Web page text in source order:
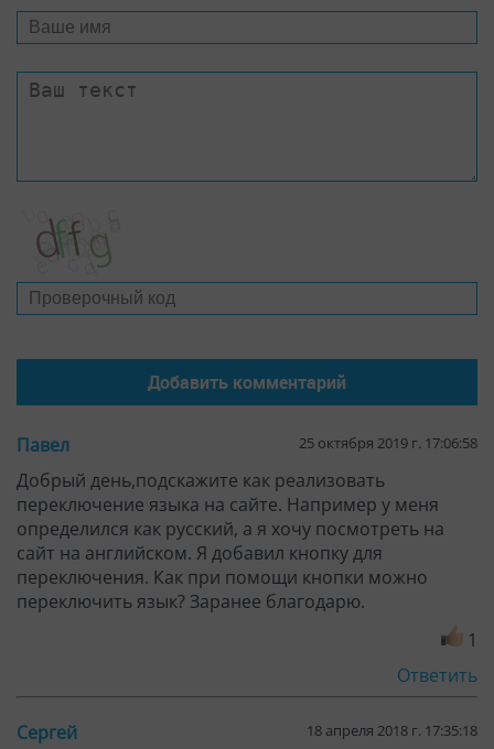
Павел 25 октября 2019 г. 17:06:58
Добрый день,подскажите как реализовать
переключение языка на сайте. Например у меня
определился как русский, а я хочу посмотреть на
сайт на английском. Я добавил кнопку для
переключения. Как при помощи кнопки можно
переключить язык? Заранее благодарю.
1
Ответить
Сергей 18 апреля 2018 г. 17:35:18